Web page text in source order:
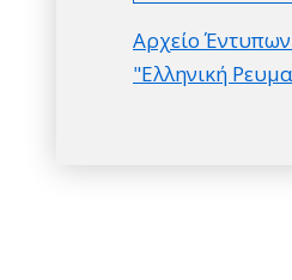
Αρχείο
"Ελληνική